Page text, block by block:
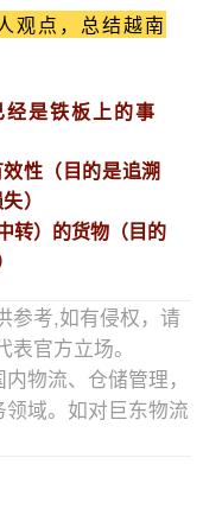
观点，总结越南
是铁板上的事
性（目的是追溯
）
转）的货物（目的
参考,如有侵权，请
官方立场。
物流、仓储管理，
域。如对巨东物流